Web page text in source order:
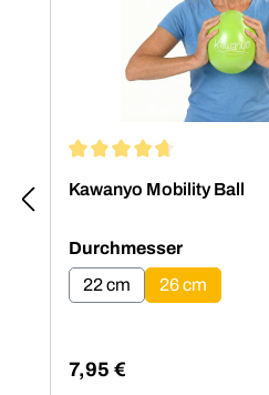
Kawanyo Mobility Ball
Durchmesserauswählen
22 cm
26 cm
Regulärer Preis:
7,95 €